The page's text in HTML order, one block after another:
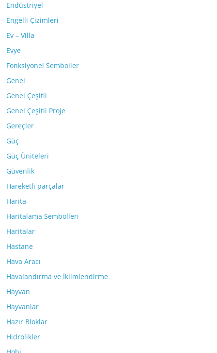
Endüstriyel
Engelli Çizimleri
Ev – Villa
Evye
Fonksiyonel Semboller
Genel
Genel Çeşitli
Genel Çeşitli Proje
Gereçler
Güç
Güç Üniteleri
Güvenlik
Hareketli parçalar
Harita
Haritalama Sembolleri
Haritalar
Hastane
Hava Aracı
Havalandırma ve İklimlendirme
Hayvan
Hayvanlar
Hazır Bloklar
Hidrolikler